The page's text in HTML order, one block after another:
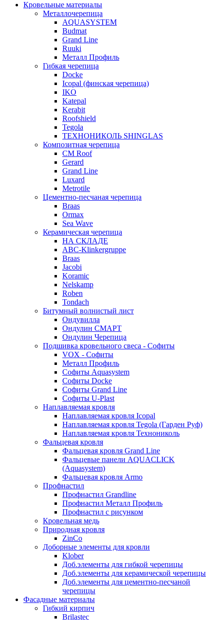
Кровельные материалы
Металлочерепица
AQUASYSTEM
Budmat
Grand Line
Ruuki
Металл Профиль
Гибкая черепица
Docke
Icopal (финская черепица)
IKO
Katepal
Kerabit
Roofshield
Tegola
ТЕХНОНИКОЛЬ SHINGLAS
Композитная черепица
CM Roof
Gerard
Grand Line
Luxard
Metrotile
Цементно-песчаная черепица
Braas
Ormax
Sea Wave
Керамическая черепица
НА СКЛАДЕ
ABC-Klinkergruppe
Braas
Jacobi
Koramic
Nelskamp
Roben
Tondach
Битумный волнистый лист
Ондувилла
Ондулин СМАРТ
Ондулин Черепица
Подшивка кровельного свеса - Софиты
VOX - Софиты
Металл Профиль
Софиты Aquasystem
Софиты Docke
Софиты Grand Line
Софиты U-Plast
Наплавляемая кровля
Наплавляемая кровля Icopal
Наплавляемая кровля Tegola (Гарден Руф)
Наплавляемая кровля Технониколь
Фальцевая кровля
Фальцевая кровля Grand Line
Фальцевые панели AQUACLICK
(Aquasystem)
Фальцевая кровля Armo
Профнастил
Профнастил Grandline
Профнастил Металл Профиль
Профнастил с рисунком
Кровельная медь
Природная кровля
ZinCo
Доборные элементы для кровли
Klober
Доб.элементы для гибкой черепицы
Доб.элементы для керамической черепицы
Доб.элементы для цементно-песчаной
черепицы
Фасадные материалы
Гибкий кирпич
Brilastec